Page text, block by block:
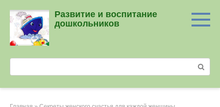
контенту
Развитие и воспитание
дошкольников